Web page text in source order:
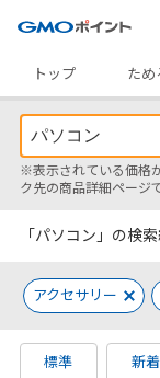
トップ
ため
※表示されている価格
ク先の商品詳細ページ
「パソコン」の検
アクセサリー
標準 新着